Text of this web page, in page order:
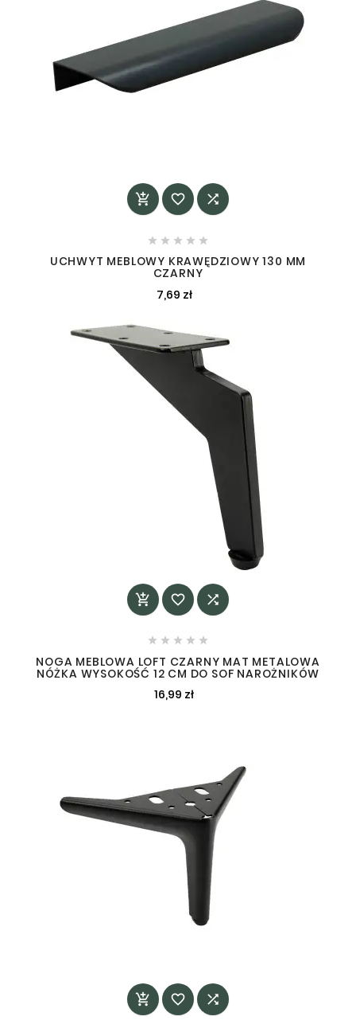
  
    
UCHWYT MEBLOWY KRAWĘDZIOWY 130 MM
CZARNY
7,69 zł
  
    
NOGA MEBLOWA LOFT CZARNY MAT METALOWA
NÓŻKA WYSOKOŚĆ 12 CM DO SOF NAROŻNIKÓW
16,99 zł
  